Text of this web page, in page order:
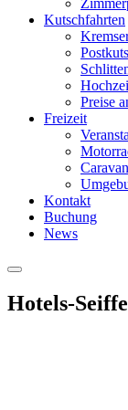
Kutschfahrten
Preise
Freizeit
Kontakt
Buchung
News
Hauptmenü
Hotels-